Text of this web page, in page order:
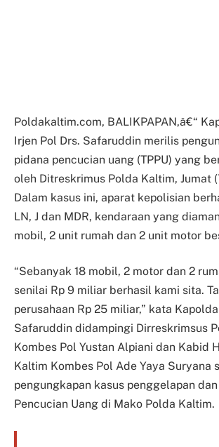
Poldakaltim.com, BALIKPAPAN,â€“
Irjen Pol Drs. Safaruddin merilis
pidana pencucian uang (TPPU) yang
oleh Ditreskrimus Polda Kaltim, Jumat
Dalam kasus ini, aparat kepolisian
LN, J dan MDR, kendaraan yang
mobil, 2 unit rumah dan 2 unit motor
“Sebanyak 18 mobil, 2 motor dan 2
senilai Rp 9 miliar berhasil kami sita.
perusahaan Rp 25 miliar,” kata
Safaruddin didampingi Dirreskrimsus
Kombes Pol Yustan Alpiani dan Kabid
Kaltim Kombes Pol Ade Yaya Suryana
pengungkapan kasus penggelapan
Pencucian Uang di Mako Polda Kaltim.